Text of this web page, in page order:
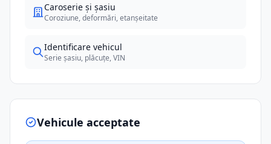
Caroserie și șasiu
Coroziune, deformări, etanșeitate
Identificare vehicul
Serie șasiu, plăcuțe, VIN
Vehicule acceptate